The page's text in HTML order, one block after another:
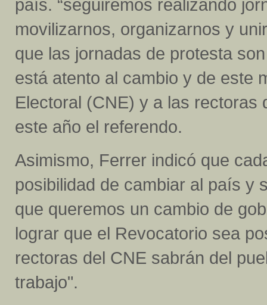
país. “seguiremos realizando
movilizarnos, organizarnos y
que las jornadas de protesta
está atento al cambio y de este
Electoral (CNE) y a las rectoras
este año el referendo.
Asimismo, Ferrer indicó que
posibilidad de cambiar al país y
que queremos un cambio de
lograr que el Revocatorio sea
rectoras del CNE sabrán del
trabajo".